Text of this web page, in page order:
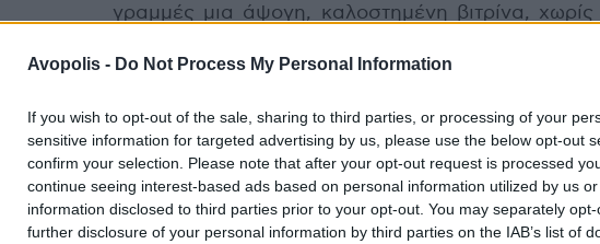
Avopolis - Do Not Process My Personal Information
If you wish to opt-out of the sale, sharing to third parties, or processing of your
sensitive information for targeted advertising by us, please use the below opt-out
confirm your selection. Please note that after your opt-out request is processed
continue seeing interest-based ads based on personal information utilized by us
information disclosed to third parties prior to your opt-out. You may separately
further disclosure of your personal information by third parties on the IAB’s list of
γραμμές μια άψογη, καλοστημένη βιτρίνα,
ήταν πάντως ομιλητική, έπαιζε με το κοινό
χαμόγελο,αλλά και με τη γενικότερη στάση
«γεια σου Αθήνα» που μας είπε σε άπταιστα
στο ξεκίνημα το ένιωθε και γενικά σε έπειθε ότι
να κάνεις με ένα καλοσυνάτο, ζεστό πλάσμα,
τυχαίνει να στοιχειώνει τις φαντασιώσεις